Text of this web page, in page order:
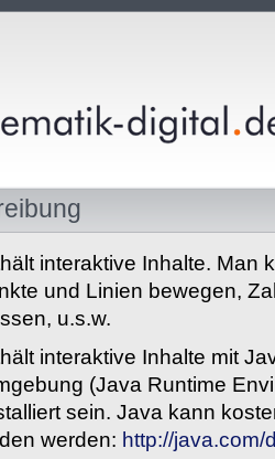
interaktive Inhalte. Man
und Linien bewegen,
u.s.w.
interaktive Inhalte mit
(Java Runtime
sein. Java kann
werden: http://